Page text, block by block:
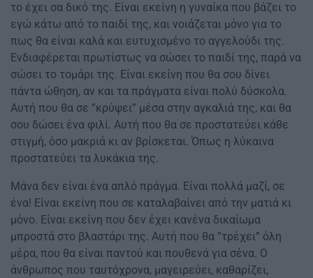
το έχει σα δικό της. Είναι εκείνη η γυναίκα που βάζει το
εγώ κάτω από το παιδί της, και νοιάζεται μόνο για το
πως θα είναι καλά και ευτυχισμένο το αγγελούδι της.
Ενδιαφέρεται πρωτίστως να σώσει το παιδί της, παρά να
σώσει το τομάρι της. Είναι εκείνη που θα σου δίνει
πάντα ώθηση, αν και τα πράγματα είναι πολύ δύσκολα.
Αυτή που θα σε ”κρύψει” μέσα στην αγκαλιά της, και θα
σου δώσει ένα φιλί. Αυτή που θα σε προστατεύει κάθε
στιγμή, όσο μακριά κι αν βρίσκεται. Όπως η λύκαινα
προστατεύει τα λυκάκια της.
Μάνα δεν είναι ένα απλό πράγμα. Είναι πολλά μαζί, σε
ένα! Είναι εκείνη που σε καταλαβαίνει από την ματιά κι
μόνο. Είναι εκείνη που δεν έχει κανένα δικαίωμα
μπροστά στο βλαστάρι της. Αυτή που θα ”τρέχει” όλη
μέρα, που θα είναι παντού και πουθενά για σένα. Ο
άνθρωπος που ταυτόχρονα, μαγειρεύει, καθαρίζει,